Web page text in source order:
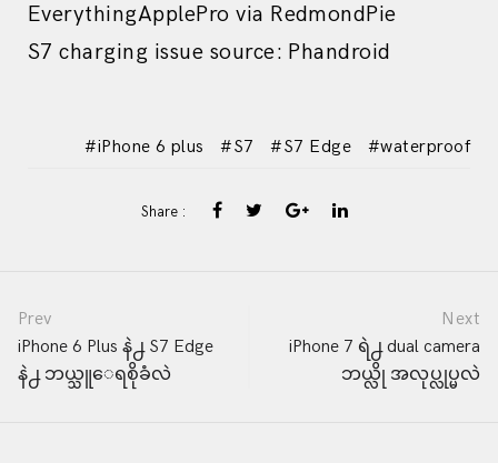
EverythingApplePro via RedmondPie
S7 charging issue source: Phandroid
iPhone 6 plus S7 S7 Edge waterproof
Share :
Prev
iPhone 6 Plus နဲ႕ S7 Edge
နဲ႕ ဘယ္သူေရစိုခံလဲ
Next
iPhone 7 ရဲ႕ dual camera
ဘယ္လို အလုပ္လုပ္မလဲ